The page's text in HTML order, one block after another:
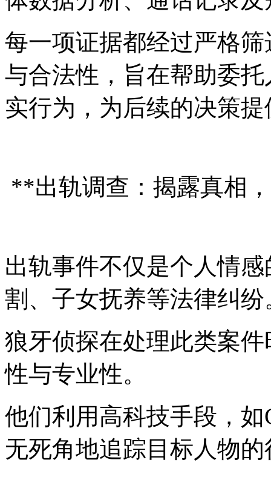
每一项证据都经过严格
与合法性，旨在帮助委
实行为，为后续的决策
**出轨调查：揭露真相
出轨事件不仅是个人情
割、子女抚养等法律纠纷
狼牙侦探在处理此类案
性与专业性。
他们利用高科技手段，
无死角地追踪目标人物